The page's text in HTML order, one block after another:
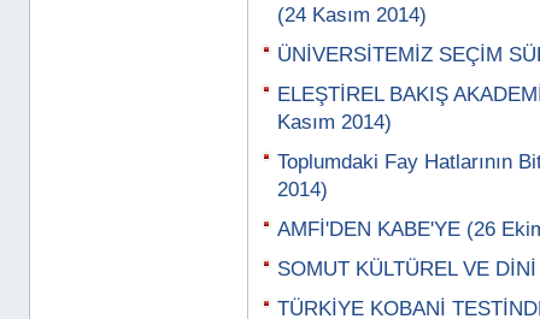
(24 Kasım 2014)
ÜNİVERSİTEMİZ SEÇİM
ELEŞTİREL BAKIŞ
Kasım 2014)
Toplumdaki Fay Hatlarının
2014)
AMFİ'DEN KABE'YE (26
SOMUT KÜLTÜREL VE
TÜRKİYE KOBANİ